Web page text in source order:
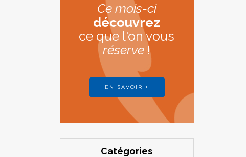
Ce mois-ci
découvrez
ce que l'on vous
réserve !
EN SAVOIR +
Catégories